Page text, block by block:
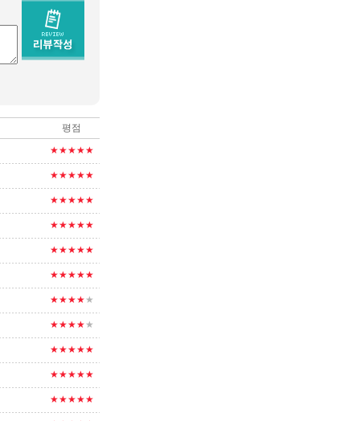
평점
★★★★★
★★★★★
★★★★★
★★★★★
★★★★★
★★★★★
★★★★★
★★★★★
★★★★★
★★★★★
★★★★★